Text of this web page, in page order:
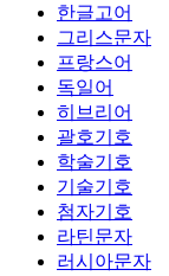
한글고어
그리스문자
프랑스어
독일어
히브리어
괄호기호
학술기호
기술기호
첨자기호
라틴문자
러시아문자